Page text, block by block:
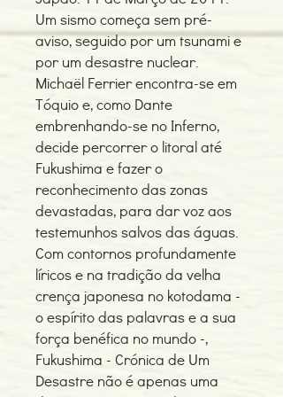
Um sismo começa sem pré-
aviso, seguido por um tsunami e
por um desastre nuclear.
Michaël Ferrier encontra-se em
Tóquio e, como Dante
embrenhando-se no Inferno,
decide percorrer o litoral até
Fukushima e fazer o
reconhecimento das zonas
devastadas, para dar voz aos
testemunhos salvos das águas.
Com contornos profundamente
líricos e na tradição da velha
crença japonesa no kotodama -
o espírito das palavras e a sua
força benéfica no mundo -,
Fukushima - Crónica de Um
Desastre não é apenas uma